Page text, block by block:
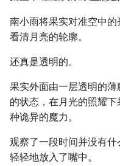
南小雨将果实对准空中
看清月亮的轮廓。
还真是透明的。
果实外面由一层透明的
的状态，在月光的照耀
种诡异的魔力。
观察了一段时间并没有
轻轻地放入了嘴中。